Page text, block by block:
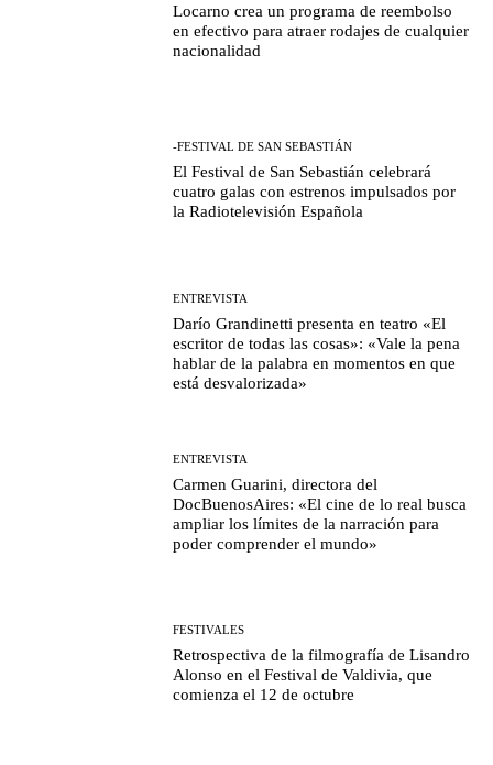
Locarno crea un programa de reembolso
en efectivo para atraer rodajes de cualquier
nacionalidad
-FESTIVAL DE SAN SEBASTIÁN
El Festival de San Sebastián celebrará
cuatro galas con estrenos impulsados por
la Radiotelevisión Española
ENTREVISTA
Darío Grandinetti presenta en teatro «El
escritor de todas las cosas»: «Vale la pena
hablar de la palabra en momentos en que
está desvalorizada»
ENTREVISTA
Carmen Guarini, directora del
DocBuenosAires: «El cine de lo real busca
ampliar los límites de la narración para
poder comprender el mundo»
FESTIVALES
Retrospectiva de la filmografía de Lisandro
Alonso en el Festival de Valdivia, que
comienza el 12 de octubre